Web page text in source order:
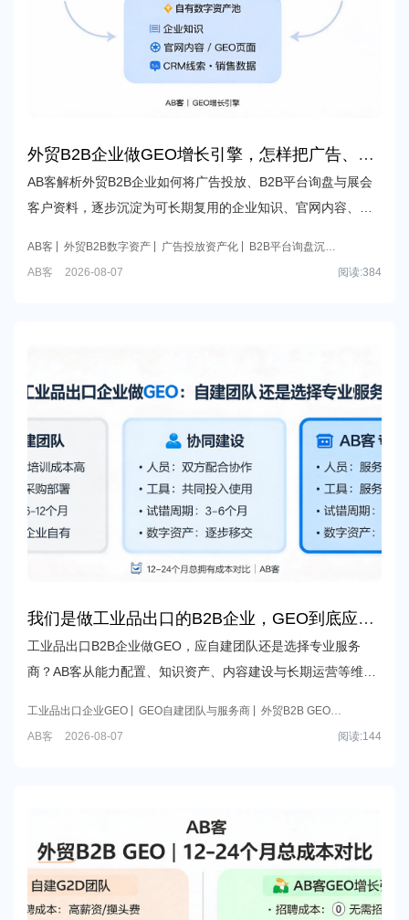
外贸B2B企业做GEO增长引擎，怎样把广告、
B2B平台和展会投入沉淀为长期数字资产？
AB客解析外贸B2B企业如何将广告投放、B2B平台询盘与展会
客户资料，逐步沉淀为可长期复用的企业知识、官网内容、
AB客 外贸B2B数字资产 广告投放资产化
B2B平台询盘沉淀
AB客 2026-08-07 阅读:384
我们是做工业品出口的B2B企业，GEO到底应该
自己组建团队做，还是交给像AB客这样的专业服
务商做更划算？
工业品出口B2B企业做GEO，应自建团队还是选择专业服务
商？AB客从能力配置、知识资产、内容建设与长期运营等维度
工业品出口企业GEO GEO自建团队与服务商
外贸B2B GEO增
AB客GEO
AB客 2026-08-07 阅读:144